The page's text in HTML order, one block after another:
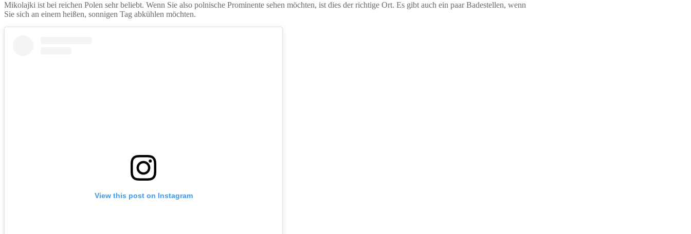
Mikolajki ist bei reichen Polen sehr beliebt. Wenn Sie also polnische Prominente sehen möchten, ist dies der richtige Ort. Es gibt auch ein paar Badestellen, wenn
Sie sich an einem heißen, sonnigen Tag abkühlen möchten.
View this post on Instagram